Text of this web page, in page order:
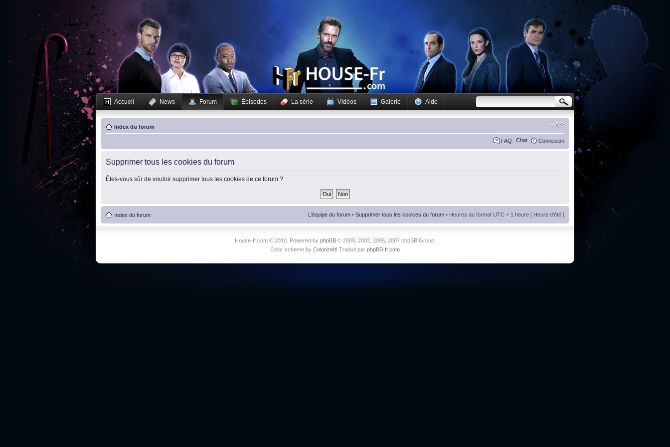
Accueil News Forum Épisodes La série Vidéos Galerie Aide
Index du forum
FAQ Chat Connexion
Supprimer tous les cookies du forum
Êtes-vous sûr de vouloir supprimer tous les cookies de ce forum ?
Index du forum L’équipe du forum • Supprimer tous les cookies du forum • Heures au format UTC + 1 heure [ Heure d’été ]
House-fr.com © 2010. Powered by phpBB© 2000, 2002, 2005, 2007 phpBB Group.
Color scheme by ColorizeIt! Traduit par phpBB-fr.com